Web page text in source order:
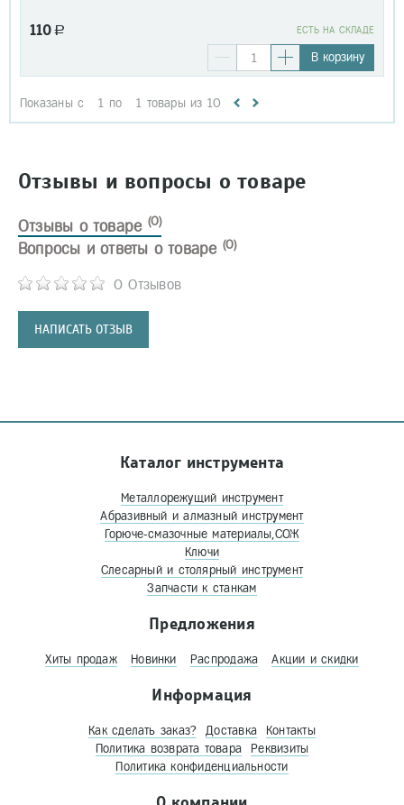
110 a EСТЬ НА СКЛАДЕ
В корзину
Показаны с 1 по 1 товары из 10
Отзывы и вопросы о товаре
Отзывы о товаре (0)
0 Отзывов
НАПИСАТЬ ОТЗЫВ
Вопросы и ответы о товаре (0)
Каталог инструмента
Металлорежущий инструмент
Абразивный и алмазный инструмент
Горюче-смазочные материалы,СОЖ
Ключи
Слесарный и столярный инструмент
Запчасти к станкам
Предложения
Хиты продаж Новинки Распродажа Акции и скидки
Информация
Как сделать заказ? Доставка
Контакты
Политика возврата товара
Реквизиты
Политика конфиденциальности